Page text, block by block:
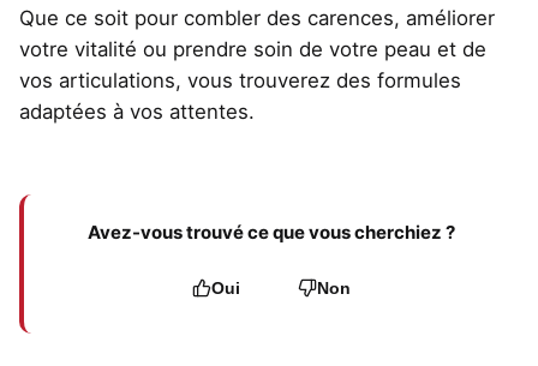
Que ce soit pour combler des carences, améliorer
votre vitalité ou prendre soin de votre peau et de
vos articulations, vous trouverez des formules
adaptées à vos attentes.
Avez-vous trouvé ce que vous cherchiez ?
Oui Non